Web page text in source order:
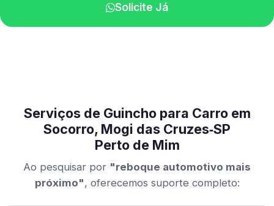
Solicite Já
Serviços de Guincho para Carro em
Socorro, Mogi das Cruzes‑SP
Perto de Mim
Ao pesquisar por "reboque automotivo mais
próximo", oferecemos suporte completo: